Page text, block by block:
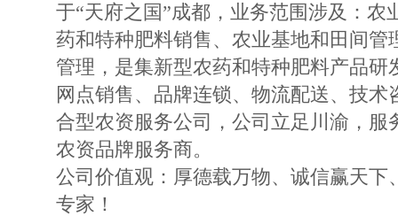
于“天府之国”成都，业务范围涉及：农
药和特种肥料销售、农业基地和田间管
管理，是集新型农药和特种肥料产品
网点销售、品牌连锁、物流配送、技
合型农资服务公司，公司立足川渝，服
农资品牌服务商。
公司价值观：厚德载万物、诚信赢天下
专家！